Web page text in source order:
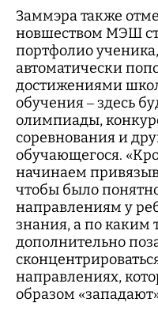
Заммэра также
новшеством МЭШ
портфолио
автоматически
достижениями
обучения – здесь
олимпиады,
соревнования и
обучающегося.
начинаем
чтобы было
направлениям у
знания, а по каким
дополнительно
направлениях,
образом